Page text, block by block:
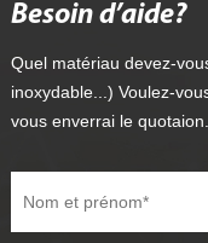
Besoin d’aide?
Quel matériau devez-
inoxydable...) Voulez-
vous enverrai le quotaion.